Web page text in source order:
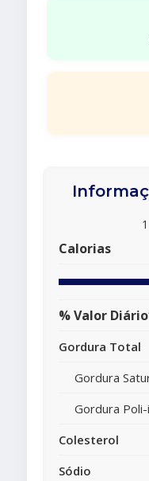
Calorias
% Valor
Gordura Total
Gordura
Gordura
Colesterol
Sódio